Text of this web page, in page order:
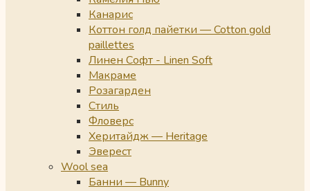
Канарис
Коттон голд пайетки — Cotton gold
paillettes
Линен Софт - Linen Soft
Макраме
Розагарден
Стиль
Фловерс
Херитайдж — Heritage
Эверест
Wool sea
Банни — Bunny